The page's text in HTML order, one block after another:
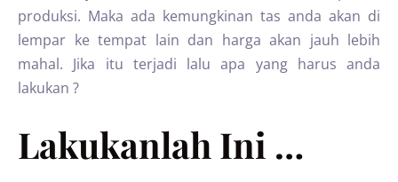
produksi. Maka ada kemungkinan tas anda akan di
lempar ke tempat lain dan harga akan jauh lebih
mahal. Jika itu terjadi lalu apa yang harus anda
lakukan ?
Lakukanlah Ini …